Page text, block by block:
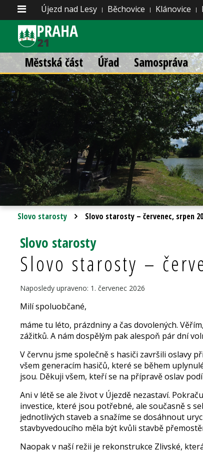
Újezd nad Lesy Běchovice Klánovice
Městská část Úřad Samospráva
Slovo starosty Slovo starosty – červenec, srpen
Slovo starosty
Slovo starosty –
Naposledy upraveno: 1. červenec 2026
Milí spoluobčané,
máme tu léto, prázdniny a čas dovolených.
zážitků. A nám dospělým pak alespoň pár dní
V červnu jsme společně s hasiči završili oslavy
všem generacím ha­sičů, které se během
jsou. Děkuji všem, kteří se na přípravě oslav
Ani v létě se ale život v Újezdě nezastaví.
investice, které jsou potřebné, ale současně s
jednotlivých staveb a snažíme se dosáhnout
stavbyve­doucího měla být kvůli stavbě
Naopak v naší režii je rekonstrukce Zlivské,